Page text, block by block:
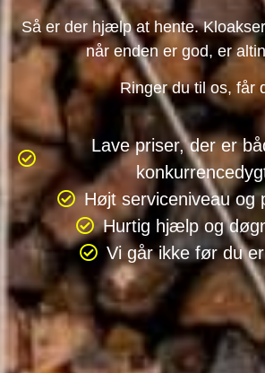
Så er der hjælp at hente.
når enden er god, er
Ringer du til os, får
Lave priser, der er
Højt serviceniveau og
Hurtig hjælp og
Vi går ikke før du